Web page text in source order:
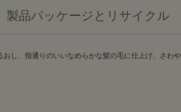
製品パッケージとリサイクル
し、指通りのいいなめらかな髪の毛に仕上げ、さわ